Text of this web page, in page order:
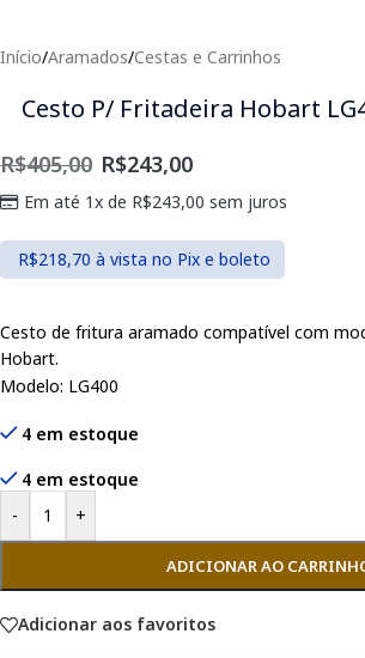
Início/Aramados/Cestas e Carrinhos
Cesto P/ Fritadeira Hobart
R$405,00 R$243,00
Em até 1x de R$243,00 sem juros
R$218,70 à vista no Pix e boleto
Cesto de fritura aramado compatível com
Hobart.
Modelo: LG400
4 em estoque
4 em estoque
-
+
ADICIONAR AO
Adicionar aos favoritos